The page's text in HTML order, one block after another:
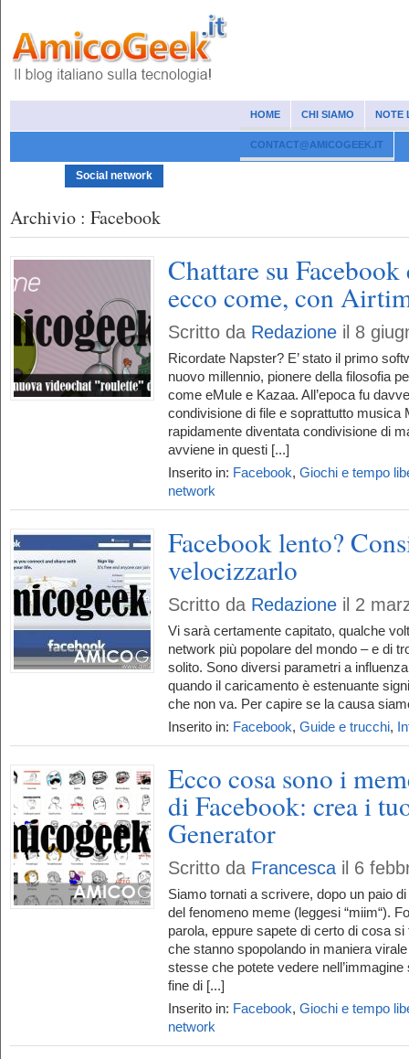
HOME CHI SIAMO NOTE
CONTACT@AMICOGEEK.IT
Social network
Archivio : Facebook
Chattare su
ecco come, con
Scritto da Redazione il 8
Ricordate Napster? E’ stato il primo
nuovo millennio, pionere della filosofia
come eMule e Kazaa. All’epoca fu
condivisione di file e soprattutto musica
rapidamente diventata condivisione di
avviene in questi [...]
Inserito in: Facebook, Giochi e tempo
network
Facebook lento?
velocizzarlo
Scritto da Redazione il 2
Vi sarà certamente capitato, qualche
network più popolare del mondo – e di
solito. Sono diversi parametri a
quando il caricamento è estenuante
che non va. Per capire se la causa
Inserito in: Facebook, Guide e trucchi,
Ecco cosa sono i
di Facebook: crea i
Generator
Scritto da Francesca il 6
Siamo tornati a scrivere, dopo un paio
del fenomeno meme (leggesi “miim“).
parola, eppure sapete di certo di cosa
che stanno spopolando in maniera
stesse che potete vedere nell’immagine
fine di [...]
Inserito in: Facebook, Giochi e tempo
network